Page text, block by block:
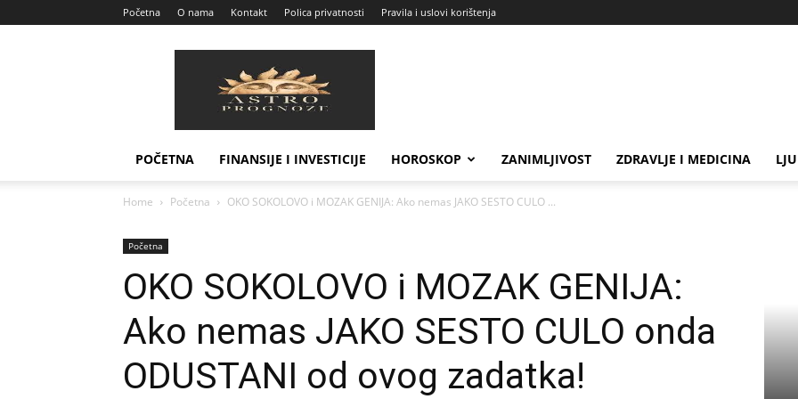
Početna O nama Kontakt Polica privatnosti Pravila i uslovi korištenja
Prognoze
POČETNA FINANSIJE I INVESTICIJE HOROSKOP ZANIMLJIVOST ZDRAVLJE I MEDICINA
Home Početna OKO SOKOLOVO i MOZAK GENIJA: Ako nemas JAKO SESTO CULO ...
Početna
OKO SOKOLOVO i MOZAK GENIJA:
Ako nemas JAKO SESTO CULO onda
ODUSTANI od ovog zadatka!